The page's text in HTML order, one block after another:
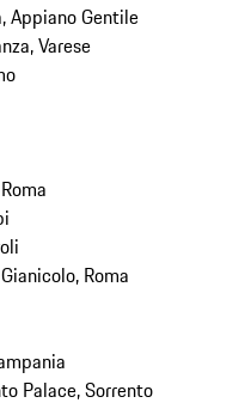
Appiano Gentile
Varese
Roma
Palace, Sorrento